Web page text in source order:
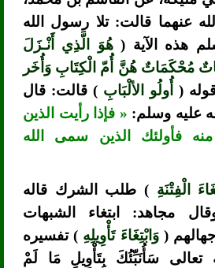
عنهما قالت: تلا رسول الله
هذه الآية (هُوَ الَّذِي أَنْـزَلَ
مُحْكَمَاتٌ هُنَّ أُمّ الْكِتَابِ وَأُخَر
(أُولُو الألْبَابِ) قالت: قال
عليه وسلم: « فإذا رأيت الذين
فأولئك الذين سمى الله
الْفِتْنَةِ ) طلب الشرك قاله
مجاهد: ابتغاء الشبهات
(وَابْتِغَاءَ تَأْوِيلِهِ ) تفسيره
تعالى سَأُنَبِّئُكَ بِتَأْوِيلِ مَا لَمْ